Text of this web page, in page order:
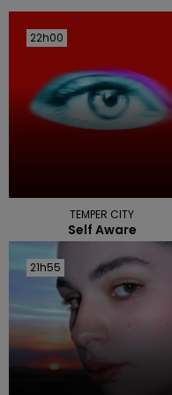
22h00
22h00
TEMPER CITY
Self Aware
21h55
21h55